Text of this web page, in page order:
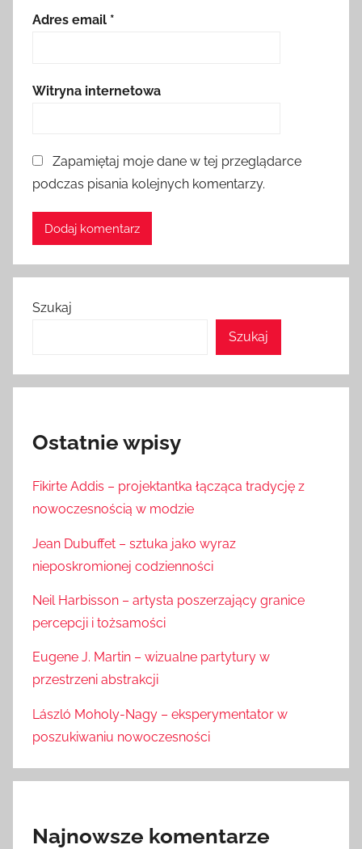
Adres email *
Witryna internetowa
Zapamiętaj moje dane w tej przeglądarce
podczas pisania kolejnych komentarzy.
Szukaj
Szukaj
Ostatnie wpisy
Fikirte Addis – projektantka łącząca tradycję z
nowoczesnością w modzie
Jean Dubuffet – sztuka jako wyraz
nieposkromionej codzienności
Neil Harbisson – artysta poszerzający granice
percepcji i tożsamości
Eugene J. Martin – wizualne partytury w
przestrzeni abstrakcji
László Moholy-Nagy – eksperymentator w
poszukiwaniu nowoczesności
Najnowsze komentarze